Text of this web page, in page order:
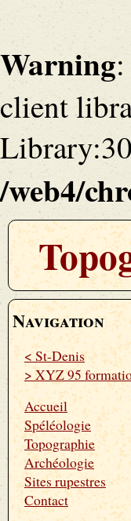
Warning
client
/web4/
Navigation
< St-Denis
> XYZ 95
Accueil
Spéléologie
Topographie
Archéologie
Sites rupestres
Contact